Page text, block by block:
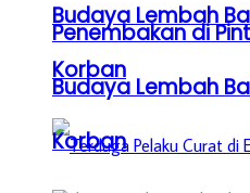
Budaya Lembah
Korban
Penembakan di
Budaya Lembah
Korban